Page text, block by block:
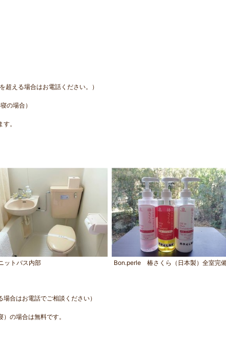
える場合はお電話ください。）
の場合）
。
ットバス内部 Bon.perle 椿さくら（日本製）全室完
合はお電話でご相談ください）
の場合は無料です。